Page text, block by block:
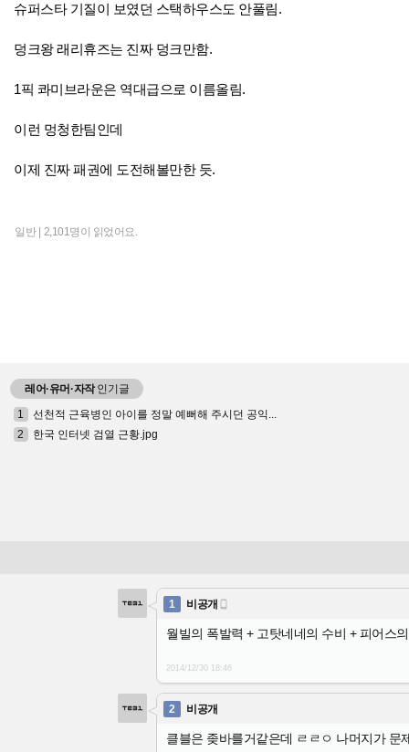
슈퍼스타 기질이 보였던 스택하우스도 안풀림.
덩크왕 래리휴즈는 진짜 덩크만함.
1픽 콰미브라운은 역대급으로 이름올림.
이런 멍청한팀인데
이제 진짜 패권에 도전해볼만한 듯.
일반 | 2,101명이 읽었어요.
레어·유머·자작인기글
1
선천적 근육병인 아이를 정말 예뻐해 주시던 공익...
2
한국 인터넷 검열 근황.jpg
1 비공개 
월빌의 폭발력 + 고탓네네의 수비 + 피어스
2014/12/30 18:46
2 비공개
클블은 좆바를거같은데 ㄹㄹㅇ 나머지가 문